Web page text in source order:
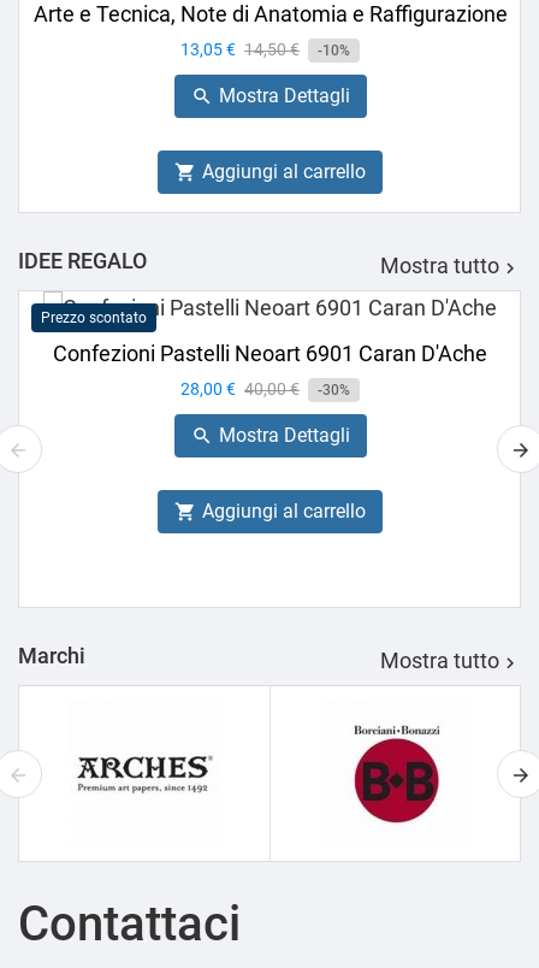
Arte e Tecnica, Note di Anatomia e Raffigurazione
Prezzo
13,05 € Prezzo
base
14,50 € -10%
 Mostra Dettagli
 Aggiungi al carrello
IDEE REGALO Mostra tutto 
Prezzo scontato
Confezioni Pastelli Neoart 6901 Caran D'Ache
Prezzo
28,00 € Prezzo
base
40,00 € -30%
 Mostra Dettagli
 Aggiungi al carrello
Marchi Mostra tutto 
Contattaci